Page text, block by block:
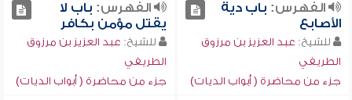
الفهرس: باب دية
الأصابع
للشيخ: عبد العزيز بن مرزوق
الطريفي
جزء من محاضرة ( أبواب الديات)
الفهرس: باب لا
يقتل مؤمن بكافر
للشيخ: عبد العزيز بن مرزوق
الطريفي
جزء من محاضرة ( أبواب الديات)